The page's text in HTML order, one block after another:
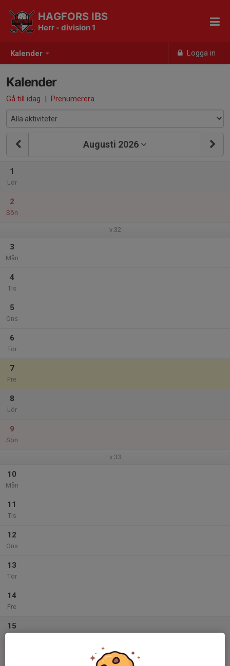
Kalender Logga in
HAGFORS IBS
Herr - division 1
Kalender
Gå till idag | Prenumerera
Augusti 2026
1
Lör
2
Sön
v.32
3
Mån
4
Tis
5
Ons
6
Tor
7
Fre
8
Lör
9
Sön
v.33
10
Mån
11
Tis
12
Ons
13
Tor
14
Fre
15